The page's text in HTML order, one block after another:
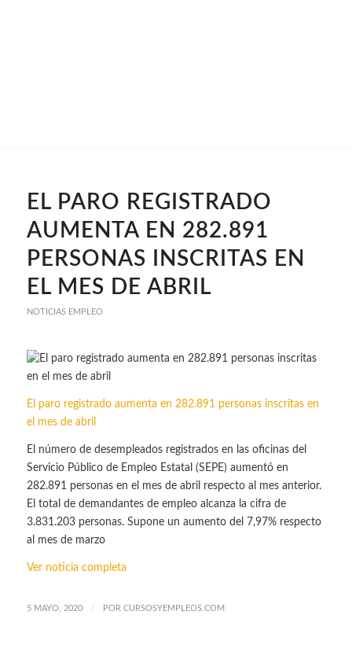
EL PARO REGISTRADO
AUMENTA EN 282.891
PERSONAS INSCRITAS EN
EL MES DE ABRIL
NOTICIAS EMPLEO
El paro registrado aumenta en 282.891 personas inscritas en
el mes de abril
El número de desempleados registrados en las oficinas del
Servicio Público de Empleo Estatal (SEPE) aumentó en
282.891 personas en el mes de abril respecto al mes anterior.
El total de demandantes de empleo alcanza la cifra de
3.831.203 personas. Supone un aumento del 7,97% respecto
al mes de marzo
Ver noticia completa
5 MAYO, 2020 / POR CURSOSYEMPLEOS.COM